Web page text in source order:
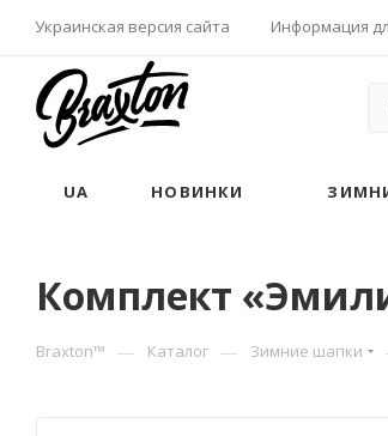
Украинская версия сайта Информация
UA НОВИНКИ
Комплект
Braxton™ — Каталог — Зимние шапки